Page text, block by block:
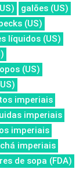
galões (US)
(US)
líquidos (US)
(US)
imperiais
imperiais
imperiais
imperiais
de sopa (FDA)